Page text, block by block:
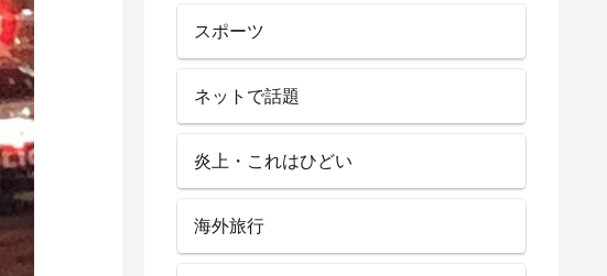
スポーツ
ネットで話題
炎上・これはひどい
海外旅行